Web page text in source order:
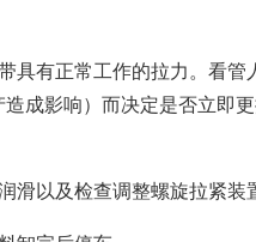
有正常工作的拉力。看管
成影响）而决定是否立即
以及检查调整螺旋拉紧装